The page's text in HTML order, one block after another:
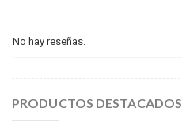
No hay reseñas.
PRODUCTOS DESTACADOS